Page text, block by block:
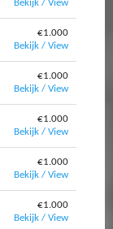
Bekijk / View
€1.000
Bekijk / View
€1.000
Bekijk / View
€1.000
Bekijk / View
€1.000
Bekijk / View
€1.000
Bekijk / View